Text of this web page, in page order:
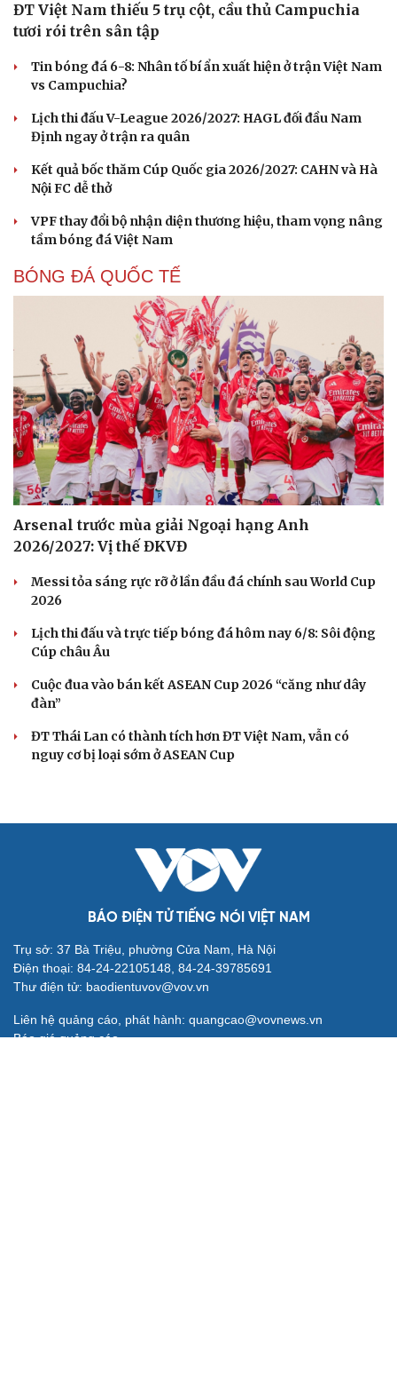
ĐT Việt Nam thiếu 5 trụ cột, cầu thủ Campuchia
tươi rói trên sân tập
Tin bóng đá 6-8: Nhân tố bí ẩn xuất hiện ở trận Việt Nam
vs Campuchia?
Lịch thi đấu V-League 2026/2027: HAGL đối đầu Nam
Định ngay ở trận ra quân
Kết quả bốc thăm Cúp Quốc gia 2026/2027: CAHN và Hà
Nội FC dễ thở
VPF thay đổi bộ nhận diện thương hiệu, tham vọng nâng
tầm bóng đá Việt Nam
BÓNG ĐÁ QUỐC TẾ
Arsenal trước mùa giải Ngoại hạng Anh
2026/2027: Vị thế ĐKVĐ
Messi tỏa sáng rực rỡ ở lần đầu đá chính sau World Cup
2026
Lịch thi đấu và trực tiếp bóng đá hôm nay 6/8: Sôi động
Cúp châu Âu
Cuộc đua vào bán kết ASEAN Cup 2026 “căng như dây
đàn”
ĐT Thái Lan có thành tích hơn ĐT Việt Nam, vẫn có
nguy cơ bị loại sớm ở ASEAN Cup
BÁO ĐIỆN TỬ TIẾNG NÓI VIỆT NAM
Trụ sở: 37 Bà Triệu, phường Cửa Nam, Hà Nội
Điện thoại: 84-24-22105148, 84-24-39785691
Thư điện tử: baodientuvov@vov.vn
Liên hệ quảng cáo, phát hành: quangcao@vovnews.vn
Báo giá quảng cáo